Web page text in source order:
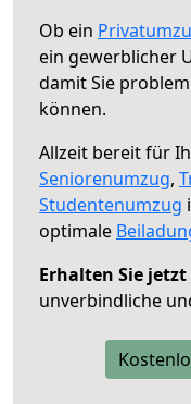
Ob ein
ein gewerblicher
damit Sie
können.
Allzeit bereit für
Seniorenumzug,
Studentenumzug
optimale
Erhalten Sie jetzt
unverbindliche